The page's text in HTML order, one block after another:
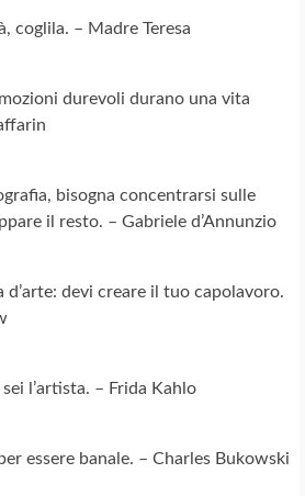
coglila. – Madre Teresa
durevoli durano una vita
bisogna concentrarsi sulle
il resto. – Gabriele d’Annunzio
d’arte: devi creare il tuo capolavoro.
l’artista. – Frida Kahlo
essere banale. – Charles Bukowski